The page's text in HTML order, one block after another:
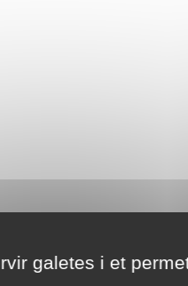
galetes i et